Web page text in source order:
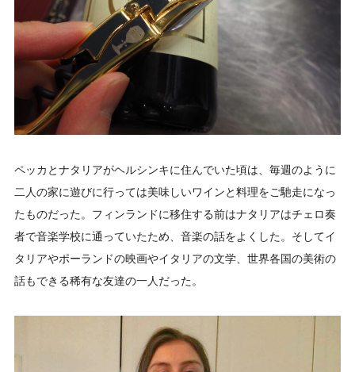
ペッカとナタリアがヘルシンキに住んでいた頃は、毎週のように
二人の家に遊びに行っては美味しいワインと料理をご馳走になっ
たものだった。フィンランドに移住する前はナタリアはチェロ奏
者で音楽学校に通っていたため、音楽の話をよくした。そしてイ
タリアやポーランドの映画やイタリアの文学、世界各国の美術の
話もできる稀有な友達の一人だった。